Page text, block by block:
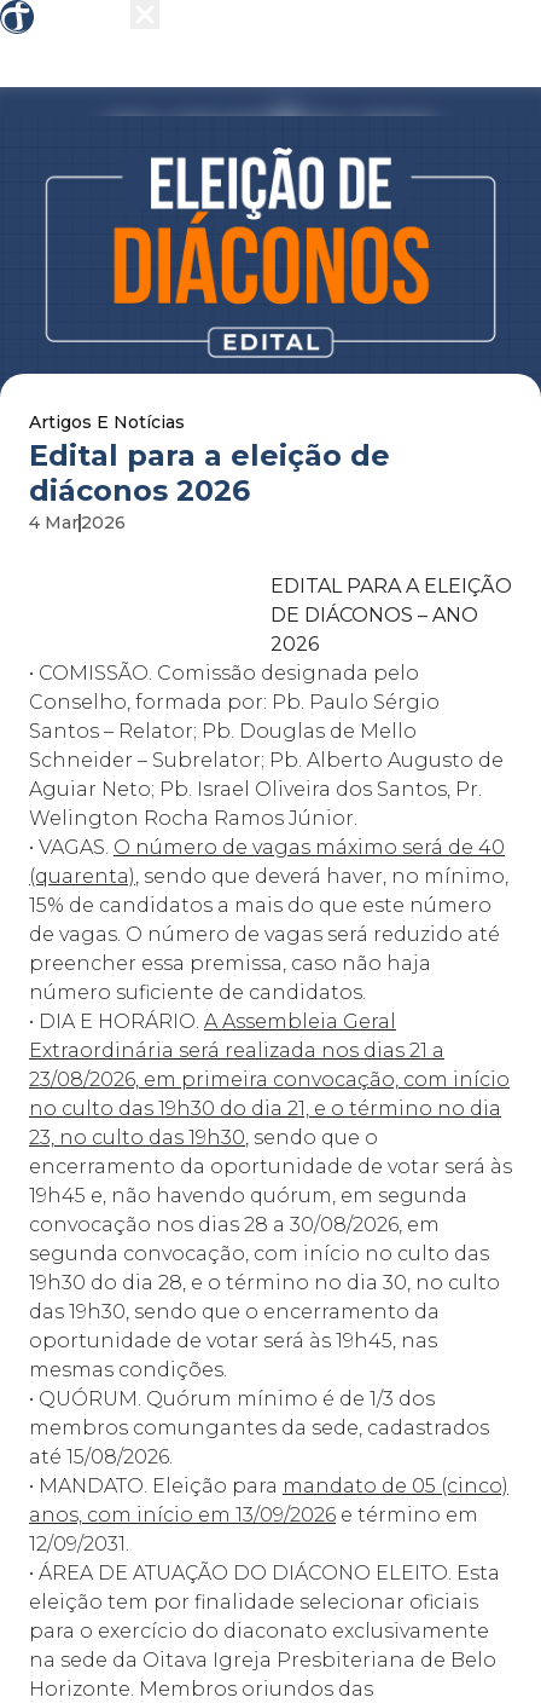
Artigos E Notícias
edital para a eleição de
diáconos 2026
4 Mar2026
EDITAL PARA A ELEIÇÃO
DE DIÁCONOS – ANO
2026
• COMISSÃO. Comissão designada pelo
Conselho, formada por: Pb. Paulo Sérgio
Santos – Relator; Pb. Douglas de Mello
Schneider – Subrelator; Pb. Alberto Augusto de
Aguiar Neto; Pb. Israel Oliveira dos Santos, Pr.
Welington Rocha Ramos Júnior.
• VAGAS. O número de vagas máximo será de 40
(quarenta), sendo que deverá haver, no mínimo,
15% de candidatos a mais do que este número
de vagas. O número de vagas será reduzido até
preencher essa premissa, caso não haja
número suficiente de candidatos.
• DIA E HORÁRIO. A Assembleia Geral
Extraordinária será realizada nos dias 21 a
23/08/2026, em primeira convocação, com início
no culto das 19h30 do dia 21, e o término no dia
23, no culto das 19h30, sendo que o
encerramento da oportunidade de votar será às
19h45 e, não havendo quórum, em segunda
convocação nos dias 28 a 30/08/2026, em
segunda convocação, com início no culto das
19h30 do dia 28, e o término no dia 30, no culto
das 19h30, sendo que o encerramento da
oportunidade de votar será às 19h45, nas
mesmas condições.
• QUÓRUM. Quórum mínimo é de 1/3 dos
membros comungantes da sede, cadastrados
até 15/08/2026.
• MANDATO. Eleição para mandato de 05 (cinco)
anos, com início em 13/09/2026 e término em
12/09/2031.
• ÁREA DE ATUAÇÃO DO DIÁCONO ELEITO. Esta
eleição tem por finalidade selecionar oficiais
para o exercício do diaconato exclusivamente
na sede da Oitava Igreja Presbiteriana de Belo
Horizonte. Membros oriundos das